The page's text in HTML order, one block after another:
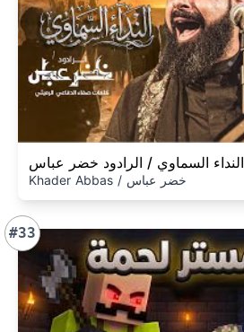
النداء السماوي / الرادود خضر عباس
Khader Abbas / خضر عباس
#33